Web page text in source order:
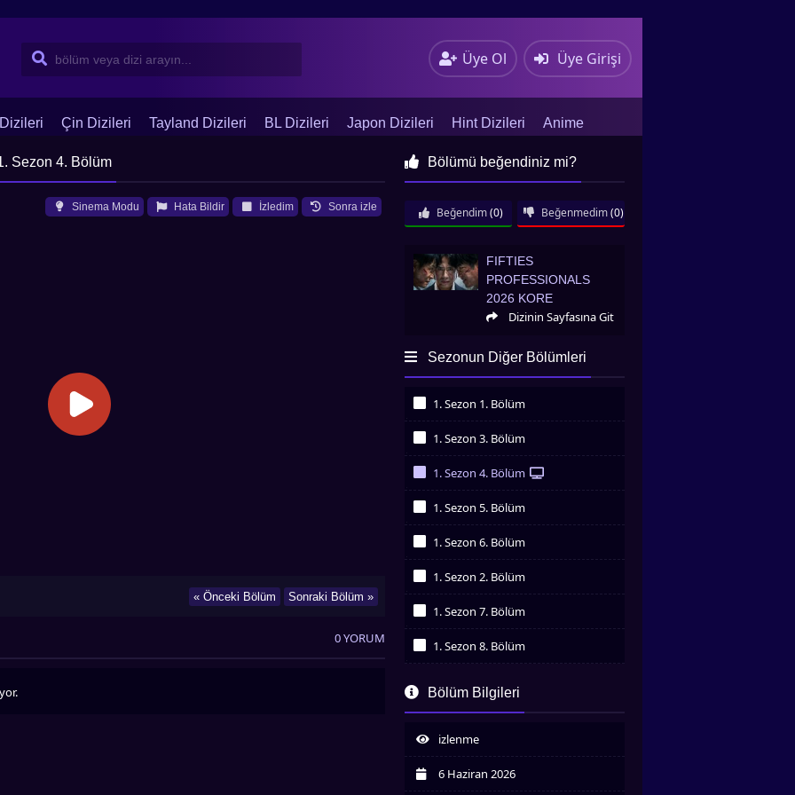
Üye Ol Üye Girişi
Çin Dizileri Tayland Dizileri BL Dizileri Japon Dizileri Hint Dizileri Anime
Sezon 4. Bölüm
Sonra izle
İzledim
Hata Bildir
Sinema Modu
Sonraki Bölüm »
« Önceki Bölüm
Bölümü beğendiniz mi?
Beğendim (0) Beğenmedim (0)
Fifties Professionals 2026 Kore
FIFTIES
PROFESSIONALS
2026 KORE
Dizinin Sayfasına Git
Sezonun Diğer Bölümleri
1. Sezon 1. Bölüm
1. Sezon 3. Bölüm
1. Sezon 4. Bölüm
1. Sezon 5. Bölüm
1. Sezon 6. Bölüm
1. Sezon 2. Bölüm
1. Sezon 7. Bölüm
1. Sezon 8. Bölüm
İzledim
Bölüm Bilgileri
izlenme
6 Haziran 2026
0 YORUM